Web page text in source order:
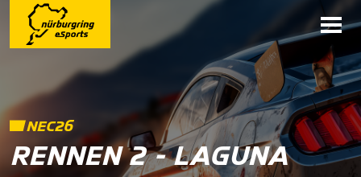
NEC26
RENNEN 2 - LAGUNA